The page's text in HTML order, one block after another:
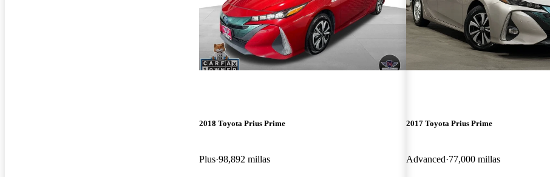
2018 Toyota Prius Prime
Plus 98,892 millas
2017 Toyota Prius Prime
Advanced 77,000 millas